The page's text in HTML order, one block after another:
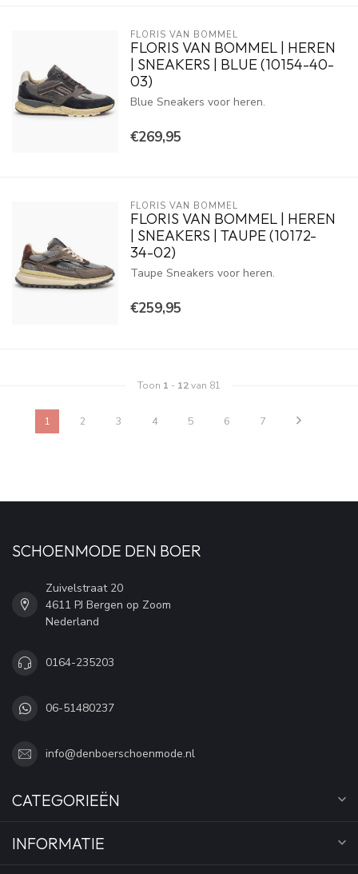
FLORIS VAN BOMMEL
FLORIS VAN BOMMEL | HEREN
| SNEAKERS | BLUE (10154-40-
03)
Blue Sneakers voor heren.
€269,95
FLORIS VAN BOMMEL
FLORIS VAN BOMMEL | HEREN
| SNEAKERS | TAUPE (10172-
34-02)
Taupe Sneakers voor heren.
€259,95
Toon 1 - 12van 81
1 2 3 4 5 6 7
SCHOENMODE DEN BOER
Zuivelstraat 20
4611 PJ Bergen op Zoom
Nederland
0164-235203
06-51480237
info@denboerschoenmode.nl
CATEGORIEËN
INFORMATIE